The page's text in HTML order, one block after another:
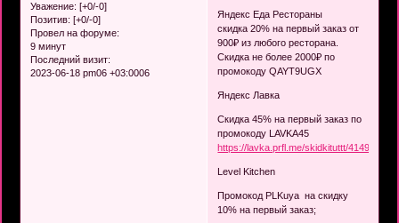
Уважение: [+0/-0]
Позитив: [+0/-0]
Провел на форуме:
9 минут
Последний визит:
2023-06-18 pm06 +03:0006
Яндекс Еда Рестораны
скидка 20% на первый заказ от
900₽ из любого ресторана.
Скидка не более 2000₽ по
промокоду QAYT9UGX
Яндекс Лавка
Скидка 45% на первый заказ по
промокоду LAVKA45
https://lavka.prfl.me/skidkituttt/
Level Kitchen
Промокод PLKuya на скидку
10% на первый заказ;